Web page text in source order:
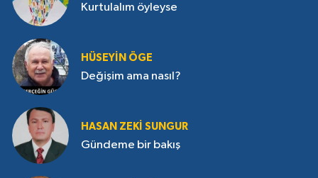
Kurtulalım öyleyse
HÜSEYIN ÖGE
Değişim ama nasıl?
HASAN ZEKI SUNGUR
Gündeme bir bakış